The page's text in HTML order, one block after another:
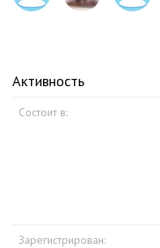
Активность
Состоит в:
Зарегистрирован: